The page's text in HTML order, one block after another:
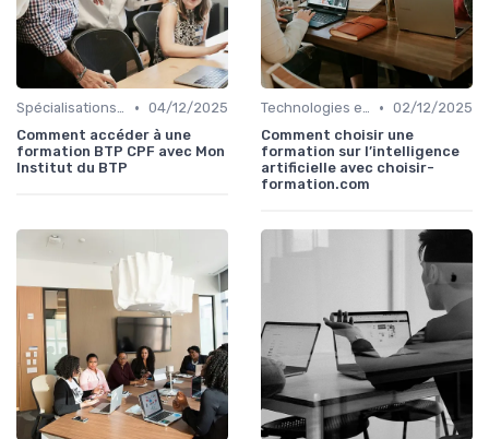
Spécialisations sectorielles • 04/12/2025
Comment accéder à une
formation BTP CPF avec Mon
Institut du BTP
Technologies et informatique • 02/12/2025
Comment choisir une
formation sur l’intelligence
artificielle avec choisir-
formation.com